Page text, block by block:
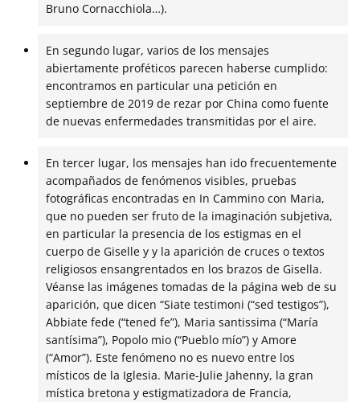
Bruno Cornacchiola…).
En segundo lugar, varios de los mensajes
abiertamente proféticos parecen haberse cumplido:
encontramos en particular una petición en
septiembre de 2019 de rezar por China como fuente
de nuevas enfermedades transmitidas por el aire.
En tercer lugar, los mensajes han ido frecuentemente
acompañados de fenómenos visibles, pruebas
fotográficas encontradas en In Cammino con Maria,
que no pueden ser fruto de la imaginación subjetiva,
en particular la presencia de los estigmas en el
cuerpo de Giselle y y la aparición de cruces o textos
religiosos ensangrentados en los brazos de Gisella.
Véanse las imágenes tomadas de la página web de su
aparición, que dicen “Siate testimoni (“sed testigos”),
Abbiate fede (“tened fe”), Maria santissima (“María
santísima”), Popolo mio (“Pueblo mío”) y Amore
(“Amor”). Este fenómeno no es nuevo entre los
místicos de la Iglesia. Marie-Julie Jahenny, la gran
mística bretona y estigmatizadora de Francia,